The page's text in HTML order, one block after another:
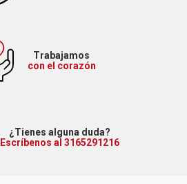
Trabajamos
con el corazón
¿Tienes alguna duda?
Escríbenos al 3165291216